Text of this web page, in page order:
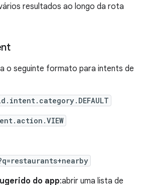
resultados ao longo da rota
o seguinte formato para intents de
do app:abrir uma lista de